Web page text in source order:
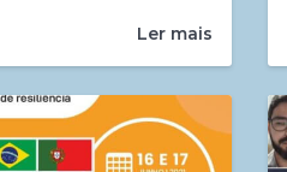
Ler mais